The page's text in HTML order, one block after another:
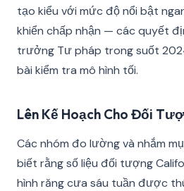
tạo kiểu với mức độ nổi bật
khiển chấp nhận — các quyết
trưởng Tư pháp trong suốt
bài kiểm tra mô hình tối.
Lên Kế Hoạch Cho Đối
Các nhóm đo lường và nhắm
biết rằng số liệu đối tượng
hình răng cưa sáu tuần được